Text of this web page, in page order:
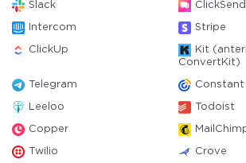
Slack ClickSend
Intercom Stripe
ClickUp
Kit
ConvertKit)
Telegram
Leeloo Todoist
Copper
Twilio Crove